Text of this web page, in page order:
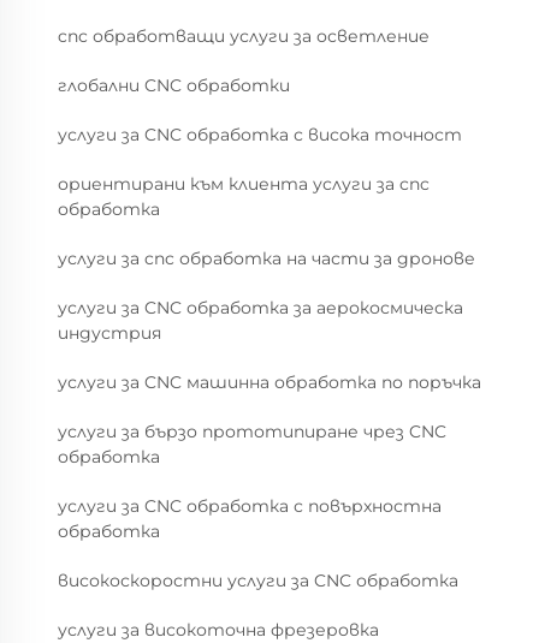
cnc обработващи услуги за осветление
глобални CNC обработки
услуги за CNC обработка с висока точност
ориентирани към клиента услуги за cnc
обработка
услуги за cnc обработка на части за дронове
услуги за CNC обработка за аерокосмическа
индустрия
услуги за CNC машинна обработка по поръчка
услуги за бързо прототипиране чрез CNC
обработка
услуги за CNC обработка с повърхностна
обработка
високоскоростни услуги за CNC обработка
услуги за високоточна фрезеровка